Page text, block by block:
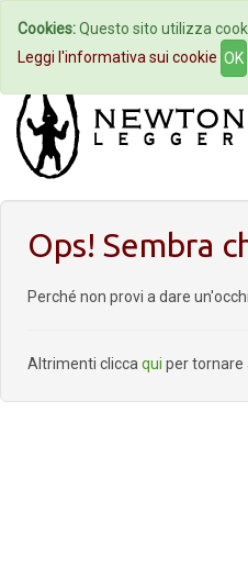
Home
Ops! Sembra
Perché non provi a dare
Altrimenti clicca qui per tornare
Cookies:Questo sito utilizza
Leggi l'informativa sui cookie OK